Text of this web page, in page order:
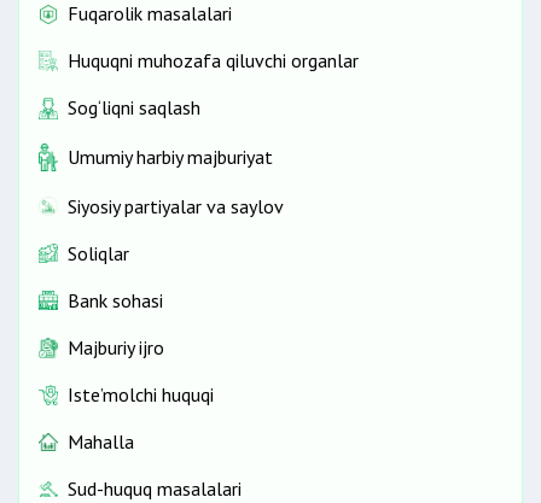
Fuqarolik masalalari
Huquqni muhozafa qiluvchi organlar
Sog‘liqni saqlash
Umumiy harbiy majburiyat
Siyosiy partiyalar va saylov
Soliqlar
Bank sohasi
Majburiy ijro
Iste’molchi huquqi
Mahalla
Sud-huquq masalalari